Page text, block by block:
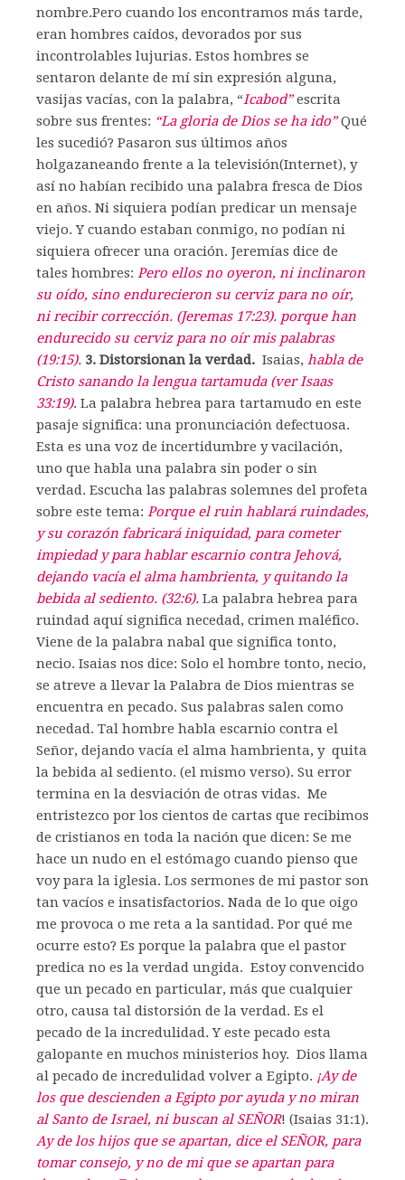
nombre.Pero cuando los encontramos más tarde,
eran hombres caídos, devorados por sus
incontrolables lujurias. Estos hombres se
sentaron delante de mí sin expresión alguna,
vasijas vacías, con la palabra, “Icabod”escrita
sobre sus frentes: “La gloria de Dios se ha ido”Qué
les sucedió? Pasaron sus últimos años
holgazaneando frente a la televisión(Internet), y
así no habían recibido una palabra fresca de Dios
en años. Ni siquiera podían predicar un mensaje
viejo. Y cuando estaban conmigo, no podían ni
siquiera ofrecer una oración. Jeremías dice de
tales hombres: Pero ellos no oyeron, ni inclinaron
su oído, sino endurecieron su cerviz para no oír,
ni recibir corrección. (Jeremas 17:23). porque han
endurecido su cerviz para no oír mis palabras
(19:15). 3. Distorsionan la verdad. Isaias, habla de
Cristo sanando la lengua tartamuda (ver Isaas
33:19). La palabra hebrea para tartamudo en este
pasaje significa: una pronunciación defectuosa.
Esta es una voz de incertidumbre y vacilación,
uno que habla una palabra sin poder o sin
verdad. Escucha las palabras solemnes del profeta
sobre este tema: Porque el ruin hablará ruindades,
y su corazón fabricará iniquidad, para cometer
impiedad y para hablar escarnio contra Jehová,
dejando vacía el alma hambrienta, y quitando la
bebida al sediento. (32:6). La palabra hebrea para
ruindad aquí significa necedad, crimen maléfico.
Viene de la palabra nabal que significa tonto,
necio. Isaias nos dice: Solo el hombre tonto, necio,
se atreve a llevar la Palabra de Dios mientras se
encuentra en pecado. Sus palabras salen como
necedad. Tal hombre habla escarnio contra el
Señor, dejando vacía el alma hambrienta, y quita
la bebida al sediento. (el mismo verso). Su error
termina en la desviación de otras vidas. Me
entristezco por los cientos de cartas que recibimos
de cristianos en toda la nación que dicen: Se me
hace un nudo en el estómago cuando pienso que
voy para la iglesia. Los sermones de mi pastor son
tan vacíos e insatisfactorios. Nada de lo que oigo
me provoca o me reta a la santidad. Por qué me
ocurre esto? Es porque la palabra que el pastor
predica no es la verdad ungida. Estoy convencido
que un pecado en particular, más que cualquier
otro, causa tal distorsión de la verdad. Es el
pecado de la incredulidad. Y este pecado esta
galopante en muchos ministerios hoy. Dios llama
al pecado de incredulidad volver a Egipto. ¡Ay de
los que descienden a Egipto por ayuda y no miran
al Santo de Israel, ni buscan al SEÑOR! (Isaias 31:1).
Ay de los hijos que se apartan, dice el SEÑOR, para
tomar consejo, y no de mi que se apartan para